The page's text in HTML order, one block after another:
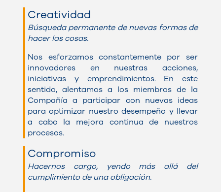
Creatividad
Búsqueda permanente de nuevas formas de
hacer las cosas.
Nos esforzamos constantemente por ser
innovadores en nuestras acciones,
iniciativas y emprendimientos. En este
sentido, alentamos a los miembros de la
Compañía a participar con nuevas ideas
para optimizar nuestro desempeño y llevar
a cabo la mejora continua de nuestros
procesos.
Compromiso
Hacernos cargo, yendo más allá del
cumplimiento de una obligación.